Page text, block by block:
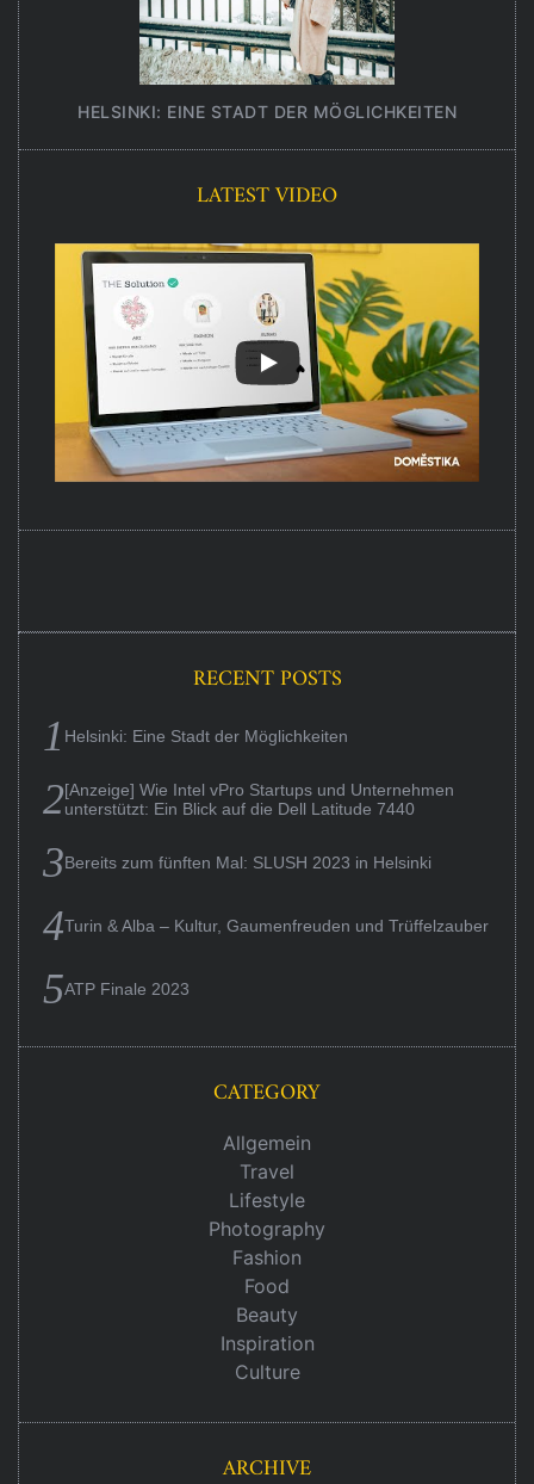
HELSINKI: EINE STADT DER MÖGLICHKEITEN
LATEST VIDEO
RECENT POSTS
Helsinki: Eine Stadt der Möglichkeiten
[Anzeige] Wie Intel vPro Startups und Unternehmen
unterstützt: Ein Blick auf die Dell Latitude 7440
Bereits zum fünften Mal: SLUSH 2023 in Helsinki
Turin & Alba – Kultur, Gaumenfreuden und Trüffelzauber
ATP Finale 2023
CATEGORY
Allgemein
Travel
Lifestyle
Photography
Fashion
Food
Beauty
Inspiration
Culture
ARCHIVE